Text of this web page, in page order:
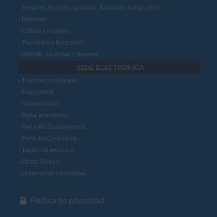
Servicios Sociales, Igualdad, Sanidad e Inmigración
Deportes
Cultura y Festejos
Formación y Educación
Infancia, Juventud y Mayores
SEDE ELECTRÓNICA
Trámites municipales
Pago online
Subvenciones
Portal económico
Portal de Transparencia
Perfil del Contratante
Tablón de anuncios
Oferta Pública
Ordenanzas y normativa
Política de privacidad